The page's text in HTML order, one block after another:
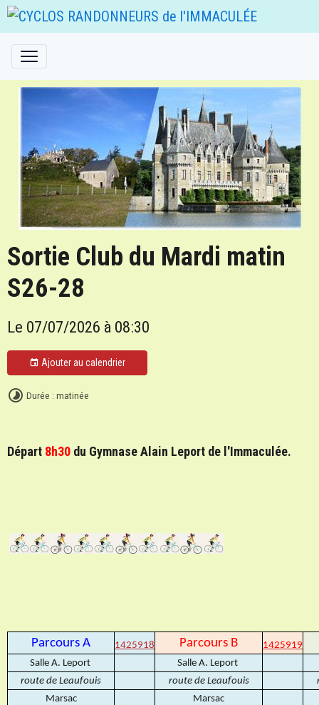
Sortie Club du Mardi matin
S26-28
Le 07/07/2026 à 08:30
Ajouter au calendrier
Durée : matinée
Départ 8h30 du Gymnase Alain Leport de l'Immaculée.
Parcours A 1425918 Parcours B
1425919
Salle A. Leport
Salle A. Leport
route de Leaufouis
route de Leaufouis
Marsac
Marsac